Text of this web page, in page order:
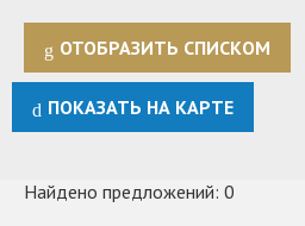
ОТОБРАЗИТЬ СПИСКОМ
ПОКАЗАТЬ НА КАРТЕ
Найдено предложений: 0